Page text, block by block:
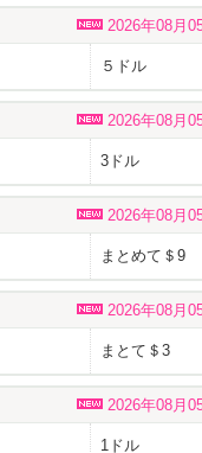
2026年08月
５ドル
2026年08月
3ドル
2026年08月
まとめて＄9
2026年08月
まとて＄3
2026年08月
1ドル